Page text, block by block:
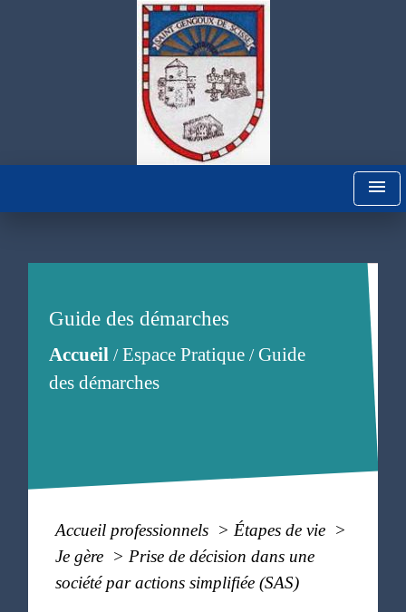
menu
Guide des démarches
Accueil/Espace Pratique/Guide
des démarches
Accueil professionnels > Étapes de vie >
Je gère > Prise de décision dans une
société par actions simplifiée (SAS)